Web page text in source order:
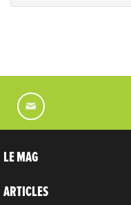
LE MAG
ARTICLES